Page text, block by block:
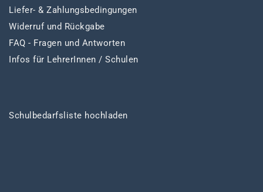
Liefer- & Zahlungsbedingungen
Widerruf und Rückgabe
FAQ - Fragen und Antworten
Infos für LehrerInnen / Schulen
Schulbedarfsliste hochladen